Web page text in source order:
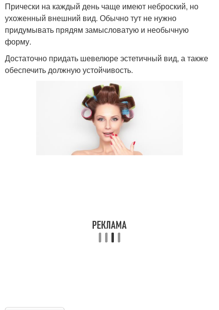
Прически на каждый день чаще имеют неброский, но
ухоженный внешний вид. Обычно тут не нужно
придумывать прядям замысловатую и необычную
форму.
Достаточно придать шевелюре эстетичный вид, а также
обеспечить должную устойчивость.